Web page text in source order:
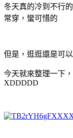
冬天真的冷到不行
常穿，蠻可惜的
但是，逛逛還是可
今天就來整理一下
XDDDDD